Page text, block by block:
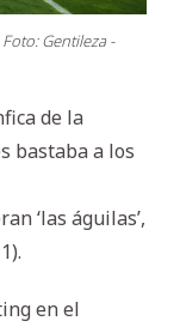
Foto: Gentileza -
de la
bastaba a los
‘las águilas’,
en el